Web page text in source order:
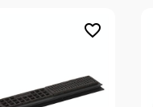
favorite_border